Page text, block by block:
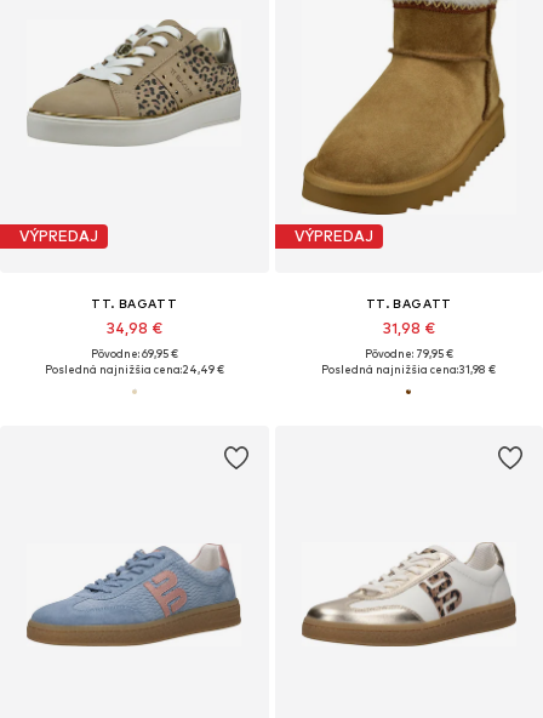
VÝPREDAJ
TT. BAGATT
34,98 €
Pôvodne: 69,95 €
Posledná najnižšia cena:24,49 €
VÝPREDAJ
TT. BAGATT
31,98 €
Pôvodne: 79,95 €
Posledná najnižšia cena:31,98 €